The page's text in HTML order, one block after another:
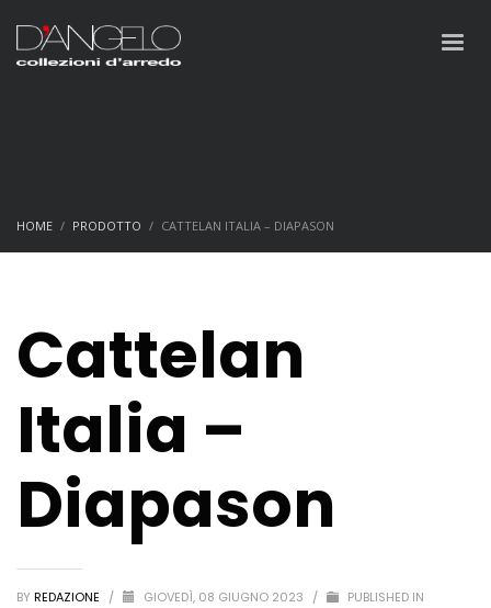
HOME PRODOTTO CATTELAN ITALIA – DIAPASON
Cattelan
Italia –
Diapason
BY REDAZIONE / GIOVEDÌ, 08 GIUGNO 2023 / PUBLISHED IN